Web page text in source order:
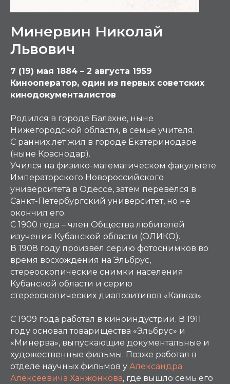
Минервин Николай
Львович
7 (19) мая 1884 – 2 августа 1959
Кинооператор, один из первых советских
кинодокументалистов
Родился в городе Балахне, ныне
Нижегородской области, в семье учителя.
С ранних лет жил в городе Екатеринодаре
(ныне Краснодар).
Учился на физико-математическом факультете
Императорского Новороссийского
университета в Одессе, затем перевёлся в
Санкт-Петербургский университет, но не
окончил его.
С 1900 года – член Общества любителей
изучения Кубанской области (ОЛИКО).
В 1908 году произвёл серию фотоснимков во
время восхождения на Эльбрус,
стереоскопические снимки населения
Кубанской области и серию
стереоскопических диапозитивов «Кавказ».
С 1909 года работал в киноиндустрии. В 1911
году основал товарищества «Эльбрус» и
«Минерва», выпускающие документальные и
художественные фильмы. Позже работал в
отделе научных фильмов у Александра
Алексеевича Ханжонкова, где вышло семь его